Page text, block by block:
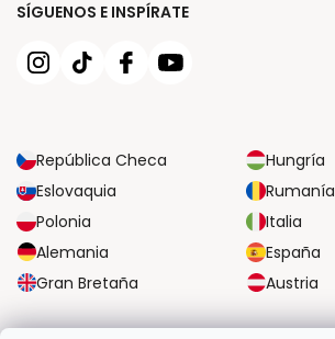
SÍGUENOS E INSPÍRATE
República Checa
Hungría
Eslovaquia
Rumanía
Polonia
Italia
Alemania
España
Gran Bretaña
Austria